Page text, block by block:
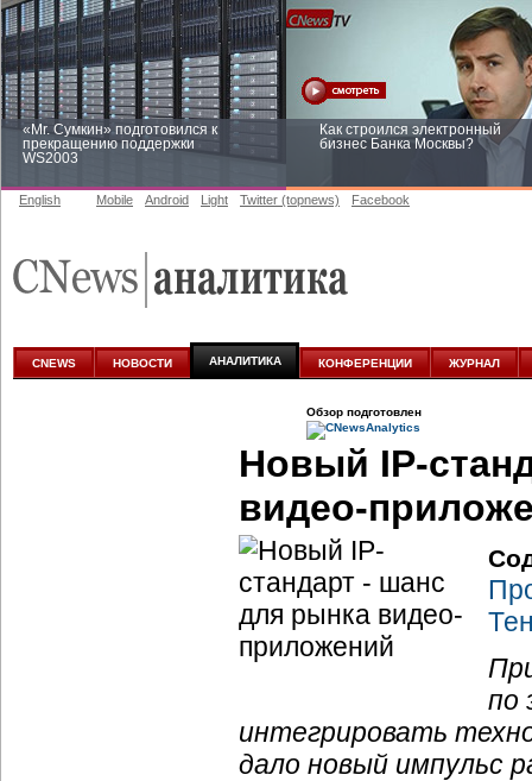
«Mr. Сумкин» подготовился к
прекращению поддержки
WS2003
Как строился электронный
бизнес Банка Москвы?
аналитике
English Mobile Android Light Twitter (topnews) Facebook
CNEWS НОВОСТИ АНАЛИТИКА КОНФЕРЕНЦИИ ЖУРНАЛ
Обзор подготовлен
Новый IP-
видео-
по
интегрировать
дало новый импульс